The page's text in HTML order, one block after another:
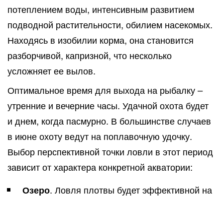
потеплением воды, интенсивным развитием
подводной растительности, обилием насекомых.
Находясь в изобилии корма, она становится
разборчивой, капризной, что несколько
усложняет ее вылов.
Оптимальное время для выхода на рыбалку –
утренние и вечерние часы. Удачной охота будет
и днем, когда пасмурно. В большинстве случаев
в июне охоту ведут на поплавочную удочку.
Выбор перспективной точки ловли в этот период
зависит от характера конкретной акватории:
Озеро. Ловля плотвы будет эффективной на